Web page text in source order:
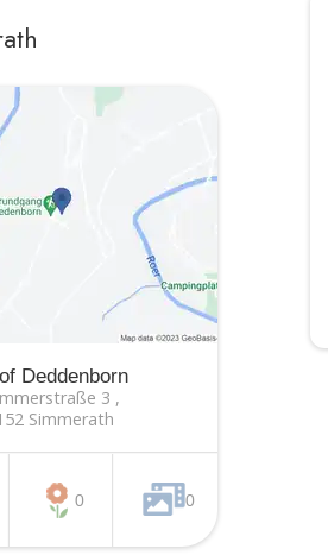
Deddenborn
3 ,
Simmerath
0 0
Olivia Newton-John
08.08.2022